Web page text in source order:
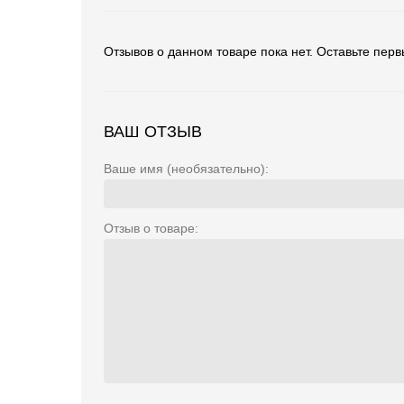
Отзывов о данном товаре пока нет. Оставьте
ВАШ ОТЗЫВ
Ваше имя (необязательно):
Отзыв о товаре: